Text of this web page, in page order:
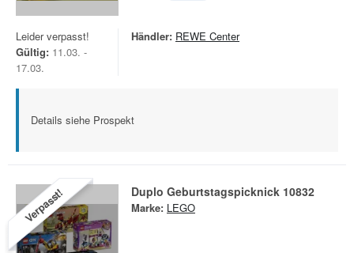
Leider verpasst!
Gültig: 11.03. -
17.03.
Händler: REWE Center
Details siehe Prospekt
Verpasst! Duplo Geburtstagspicknick 10832
Marke: LEGO